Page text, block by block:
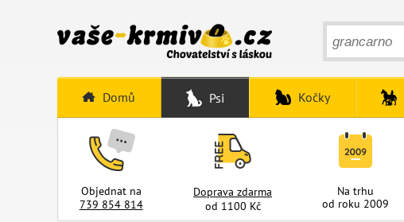
Domů Psi Kočky
Objednat na
739 854 814
Doprava zdarma
od 1100 Kč
Na trhu
od roku 2009